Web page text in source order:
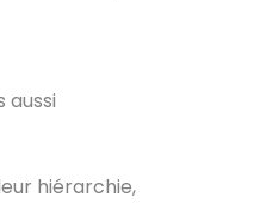
aussi
hiérarchie,